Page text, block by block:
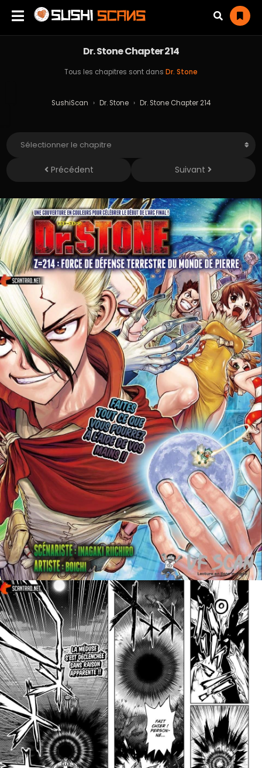
Dr. Stone Chapter 214
Tous les chapitres sont dans Dr. Stone
SushiScan › Dr. Stone › Dr. Stone Chapter 214
Précédent Suivant